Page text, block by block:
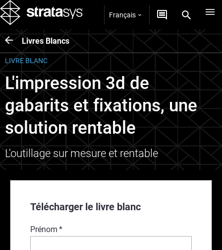
Français
Livres Blancs
Télécharger le livre blanc
Prénom *
LIVRE BLANC
L'impression 3d de
gabarits et fixations, une
solution rentable
L'outillage sur mesure et rentable